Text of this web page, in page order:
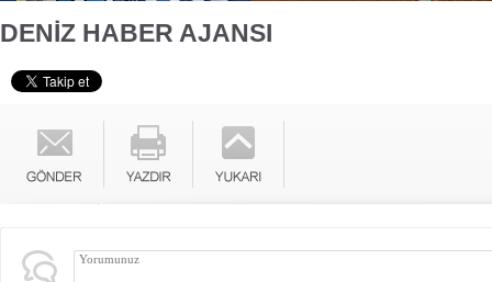
DENİZ HABER AJANSI